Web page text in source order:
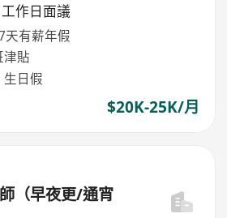
作日面議
天有薪年假
津貼
生日假
$20K-25K/月
（早夜更/通宵